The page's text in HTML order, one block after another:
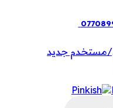
مستخدم جديد